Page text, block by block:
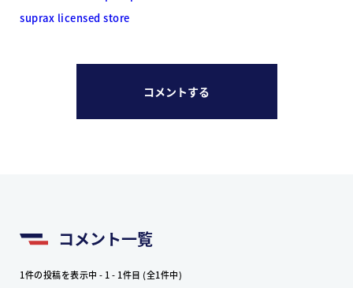
suprax licensed store
コメントする
コメント一覧
1件の投稿を表示中 - 1 - 1件目 (全1件中)